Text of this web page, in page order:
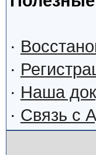
·
·
· Наша
· Связь с